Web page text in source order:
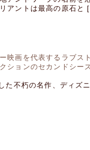
アントは最高の原石と
映画を代表するラブス
ションのセカンドシー
た不朽の名作、ディズ